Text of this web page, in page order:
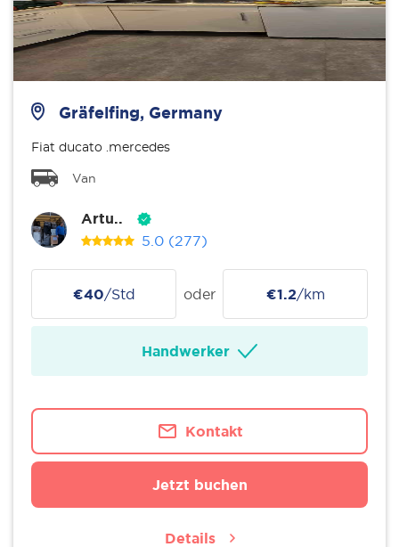
Gräfelfing, Germany
Fiat ducato .mercedes
Van
Artu..
5.0 (277)
€40/Std oder €1.2/km
Handwerker
Kontakt
Jetzt buchen
Details